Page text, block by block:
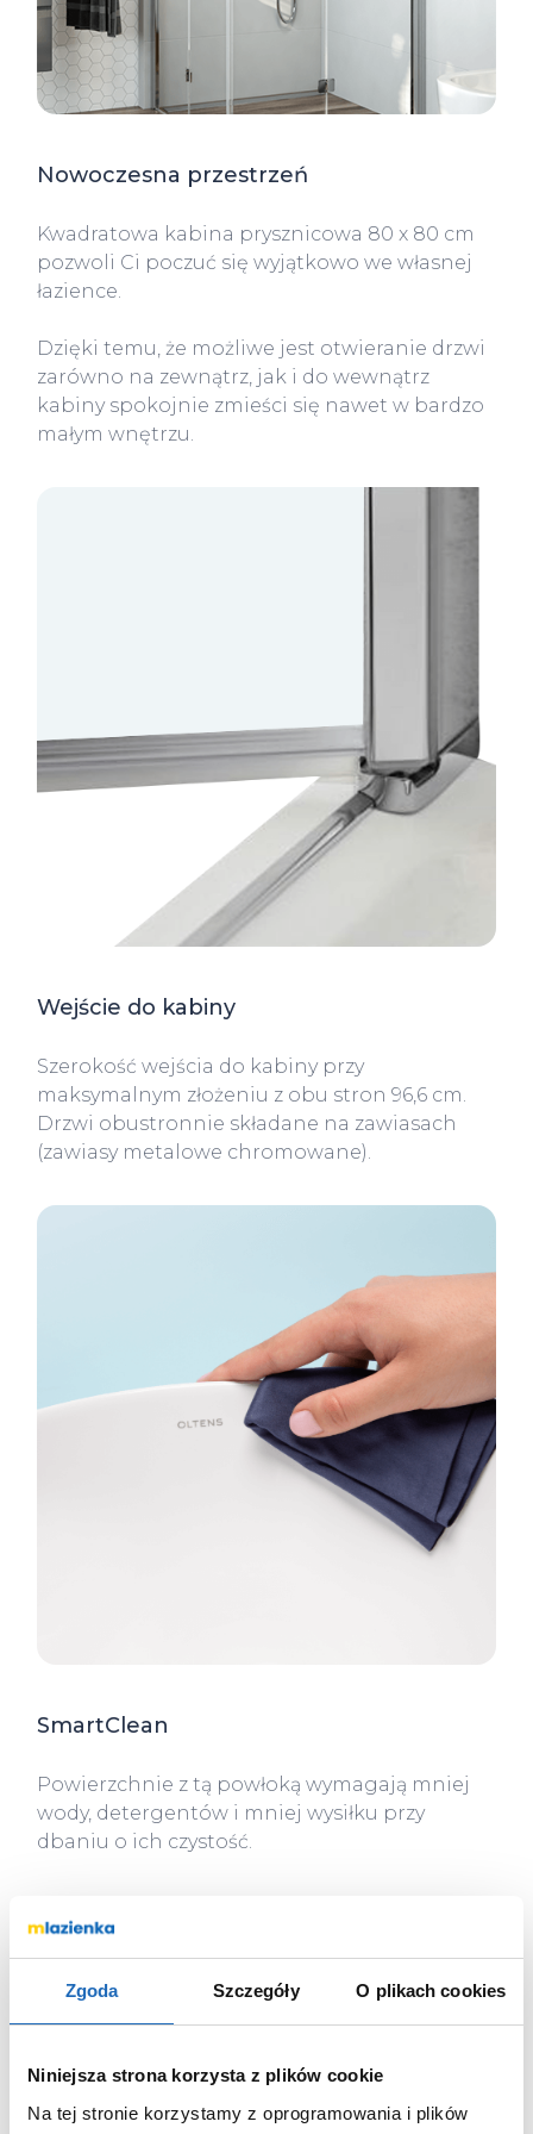
Zgoda Szczegóły O plikach cookies
Niniejsza strona korzysta z plików cookie
Na tej stronie korzystamy z oprogramowania i plików
Nowoczesna przestrzeń
Kwadratowa kabina prysznicowa 80 x 80 cm
pozwoli Ci poczuć się wyjątkowo we własnej
łazience.
Dzięki temu, że możliwe jest otwieranie drzwi
zarówno na zewnątrz, jak i do wewnątrz
kabiny spokojnie zmieści się nawet w bardzo
małym wnętrzu.
Wejście do kabiny
Szerokość wejścia do kabiny przy
maksymalnym złożeniu z obu stron 96,6 cm.
Drzwi obustronnie składane na zawiasach
(zawiasy metalowe chromowane).
SmartClean
Powierzchnie z tą powłoką wymagają mniej
wody, detergentów i mniej wysiłku przy
dbaniu o ich czystość.
Clean
DoubleChrome